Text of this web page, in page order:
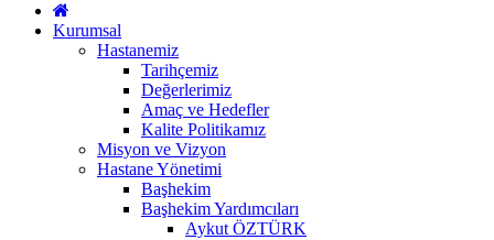
Kurumsal
Hastanemiz
Tarihçemiz
Değerlerimiz
Amaç ve Hedefler
Kalite Politikamız
Misyon ve Vizyon
Hastane Yönetimi
Başhekim
Başhekim Yardımcıları
Aykut ÖZTÜRK